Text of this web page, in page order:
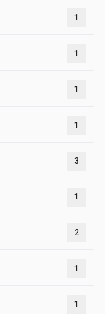
1
1
1
1
3
1
2
1
1